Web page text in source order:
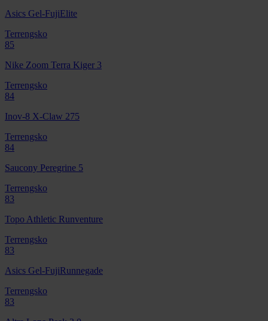
Asics Gel-FujiElite
Terrengsko
85
Nike Zoom Terra Kiger 3
Terrengsko
84
Inov-8 X-Claw 275
Terrengsko
84
Saucony Peregrine 5
Terrengsko
83
Topo Athletic Runventure
Terrengsko
83
Asics Gel-FujiRunnegade
Terrengsko
83